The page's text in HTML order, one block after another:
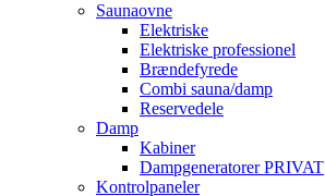
Saunaovne
Elektriske
Elektriske professionel
Brændefyrede
Combi sauna/damp
Reservedele
Damp
Kabiner
Dampgeneratorer PRIVAT
Kontrolpaneler